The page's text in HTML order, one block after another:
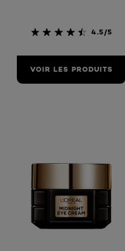
4.5/5
VOIR LES PRODUITS